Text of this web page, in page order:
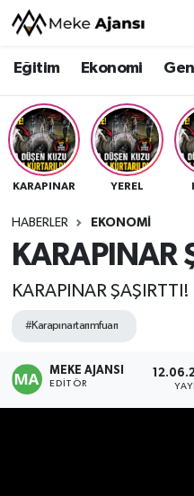
Eğitim Ekonomi
KARAPINAR YEREL
HABERLER EKONOMI
KARAPINAR
KARAPINAR ŞAŞIRTTI!
#Karapınartarımfuarı
MEKE AJANSI
EDITÖR
Eğitim
Ekonomi
Genel
Politika
Sağlık
Spor
Nöbetçi Eczaneler
Hava Durumu
Namaz Vakitleri
Süper Lig Puan
Tüm Manşetler
Haber Arşivi